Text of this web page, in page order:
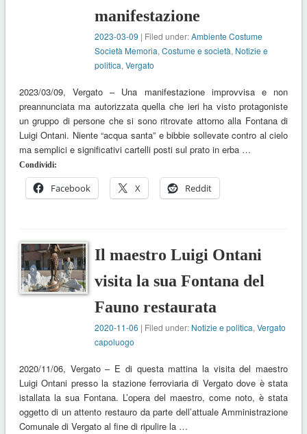
manifestazione
2023-03-09 | Filed under:Ambiente Costume
Società Memoria,Costume e società, Notizie e
politica,Vergato
2023/03/09, Vergato – Una manifestazione improvvisa e non
preannunciata ma autorizzata quella che ieri ha visto protagoniste
un gruppo di persone che si sono ritrovate attorno alla Fontana di
Luigi Ontani. Niente “acqua santa” e bibbie sollevate contro al cielo
ma semplici e significativi cartelli posti sul prato in erba …
Condividi:
Facebook X Reddit
Il maestro Luigi Ontani
visita la sua Fontana del
Fauno restaurata
2020-11-06 | Filed under: Notizie e politica,Vergato
capoluogo
2020/11/06, Vergato – E di questa mattina la visita del maestro
Luigi Ontani presso la stazione ferroviaria di Vergato dove è stata
istallata la sua Fontana. L’opera del maestro, come noto, è stata
oggetto di un attento restauro da parte dell’attuale Amministrazione
Comunale di Vergato al fine di ripulire la …